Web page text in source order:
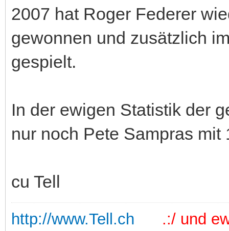
2007 hat Roger Federer
gewonnen und zusätzlich
gespielt.
In der ewigen Statistik der
nur noch Pete Sampras
cu Tell
http://www.Tell.ch
.:/ und